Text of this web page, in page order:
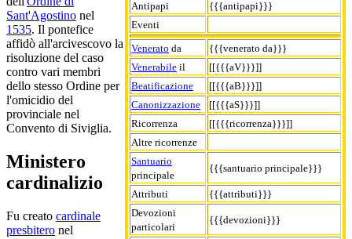
Antipapi
{{{antipapi}}}
Eventi
Venerato da
{{{venerato da}}}
Venerabile il
[[{{{aV}}}]]
Beatificazione
[[{{{aB}}}]]
Canonizzazione
[[{{{aS}}}]]
Ricorrenza
[[{{{ricorrenza}}}]]
Altre ricorrenze
Santuario
principale
{{{santuario principale}}}
Attributi
{{{attributi}}}
Devozioni
particolari
{{{devozioni}}}
Sant'Agostino nel
1535. Il pontefice
affidò all'arcivescovo la
risoluzione del caso
contro vari membri
dello stesso Ordine per
l'omicidio del
provinciale nel
Convento di Siviglia.
Ministero
cardinalizio
Fu creato cardinale
presbitero nel